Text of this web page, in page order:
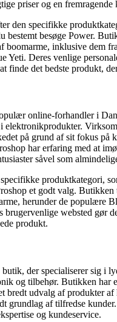
priser og en fremragende
den specifikke
bestemt besøge Power.
boomarme, inklusive dem
Yeti. Deres venlige
finde det bedste produkt,
online-forhandler i
elektronikprodukter.
på grund af sit fokus på
har erfaring med at
såvel som
produktkategori,
et godt valg. Butikken
herunder de populære
brugervenlige websted gør
produkt.
der specialiserer sig i
og tilbehør. Butikken har
bredt udvalg af produkter
grundlag af tilfredse
og kundeservice.